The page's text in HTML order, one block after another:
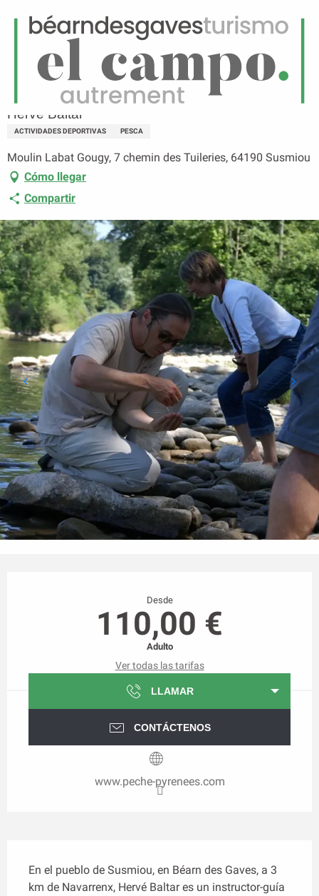
Menú
Página principal Hervé Baltar
Hervé Baltar
ACTIVIDADES DEPORTIVAS PESCA
Moulin Labat Gougy, 7 chemin des Tuileries, 64190 Susmiou
Cómo llegar
Compartir
Desde
110,00 €
Adulto
Ver todas las tarifas
LLAMAR
CONTÁCTENOS
www.peche-pyrenees.com
En el pueblo de Susmiou, en Béarn des Gaves, a 3
km de Navarrenx, Hervé Baltar es un instructor-guía